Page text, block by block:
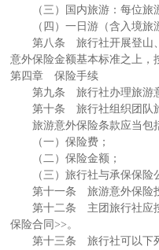
（三）国内旅游：每位旅游
（四）一日游（含入境旅游
第八条 旅行社开展登山、
意外保险金额基本标准之上，
第四章 保险手续
第九条 旅行社办理旅游意
第十条 旅行社组织团队旅
旅游意外保险条款应当包
（一）保险费；
（二）保险金额；
（三）旅行社与承保保险公
第十一条 旅游意外保险投
第十二条 主团旅行社应按
保险合同>>。
第十三条 旅行社可以下列